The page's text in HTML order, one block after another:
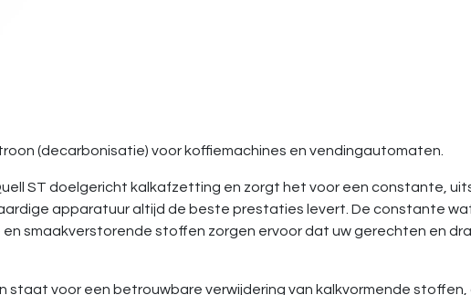
(decarbonisatie) voor koffiemachines en vendingautomaten.
ST doelgericht kalkafzetting en zorgt het voor een constante,
apparatuur altijd de beste prestaties levert. De constante
smaakverstorende stoffen zorgen ervoor dat uw gerechten en
staat voor een betrouwbare verwijdering van kalkvormende